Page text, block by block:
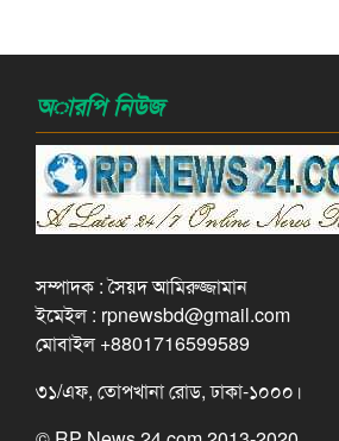
অারপি নিউজ
সম্পাদক : সৈয়দ আমিরুজ্জামান
ইমেইল : rpnewsbd@gmail.com
মোবাইল +8801716599589
৩১/এফ, তোপখানা রোড, ঢাকা-১০০০।